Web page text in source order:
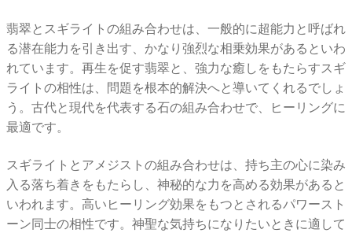
翡翠とスギライトの組み合わせは、一般的に超能力と呼ばれ
る潜在能力を引き出す、かなり強烈な相乗効果があるといわ
れています。再生を促す翡翠と、強力な癒しをもたらすスギ
ライトの相性は、問題を根本的解決へと導いてくれるでしょ
う。古代と現代を代表する石の組み合わせで、ヒーリングに
最適です。
スギライトとアメジストの組み合わせは、持ち主の心に染み
入る落ち着きをもたらし、神秘的な力を高める効果があると
いわれます。高いヒーリング効果をもつとされるパワースト
ーン同士の相性です。神聖な気持ちになりたいときに適して